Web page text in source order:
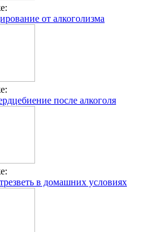
от алкоголизма
после алкоголя
в домашних условиях